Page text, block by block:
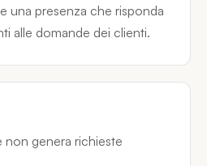
una presenza che risponda
alle domande dei clienti.
genera richieste